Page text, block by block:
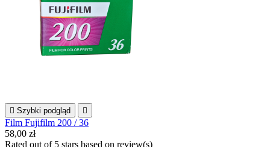
 Szybki podgląd 
Film Fujifilm 200 / 36
58,00 zł
Rated out of 5 stars based on review(s)